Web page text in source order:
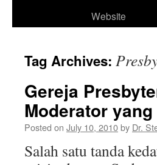
Website
Tag Archives:
Gereja
Moderator
Posted on July 10, 2010by Dr.
Salah satu tanda